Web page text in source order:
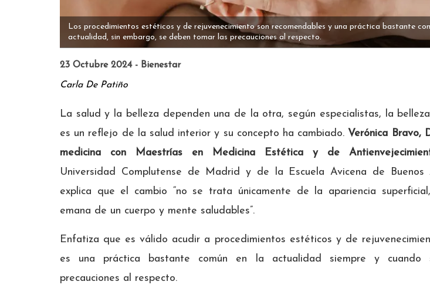
Los procedimientos estéticos y de rejuvenecimiento son recomendables y una práctica bastante
actualidad, sin embargo, se deben tomar las precauciones al respecto.
23 Octubre 2024 - Bienestar
Carla De Patiño
La salud y la belleza dependen una de la otra, según especialistas, la
es un reflejo de la salud interior y su concepto ha cambiado. Verónica Bravo,
medicina con Maestrías en Medicina Estética y de
Universidad Complutense de Madrid y de la Escuela Avicena de Buenos
explica que el cambio “no se trata únicamente de la apariencia
emana de un cuerpo y mente saludables”.
Enfatiza que es válido acudir a procedimientos estéticos y de
es una práctica bastante común en la actualidad siempre y cuando
precauciones al respecto.